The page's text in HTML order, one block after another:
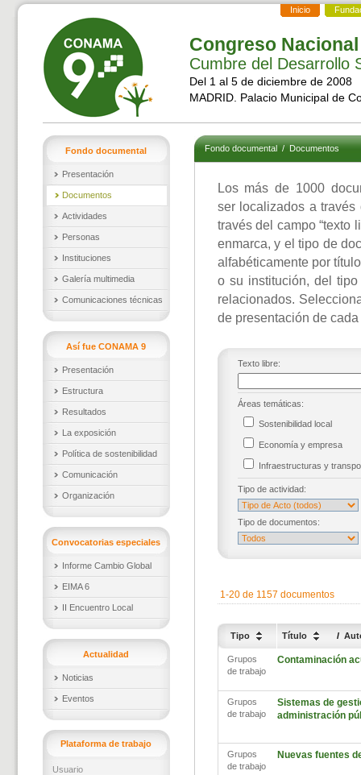
Inicio
Congreso
Cumbre del Desarrollo
Del 1 al 5 de diciembre de 2008
MADRID. Palacio Municipal de
Fondo documental
Presentación
Documentos
Actividades
Personas
Instituciones
Galería multimedia
Comunicaciones técnicas
Así fue CONAMA 9
Presentación
Estructura
Resultados
La exposición
Política de sostenibilidad
Comunicación
Organización
Convocatorias especiales
Informe Cambio Global
EIMA 6
II Encuentro Local
Actualidad
Noticias
Eventos
Plataforma de trabajo
Usuario
Fondo documental/Documentos
Los más de 1000
ser localizados a
través del campo “texto
enmarca, y el tipo de
alfabéticamente por
o su institución, del
relacionados.
de presentación de
Texto libre:
Áreas temáticas:
Sostenibilidad local
Economía y empresa
Infraestructuras y
Tipo de actividad:
Tipo de documentos:
1-20 de 1157 documentos
Tipo Título /
Grupos
de trabajo
Contaminación
Grupos
de trabajo
Sistemas de
administración
Grupos
de trabajo
Nuevas fuentes